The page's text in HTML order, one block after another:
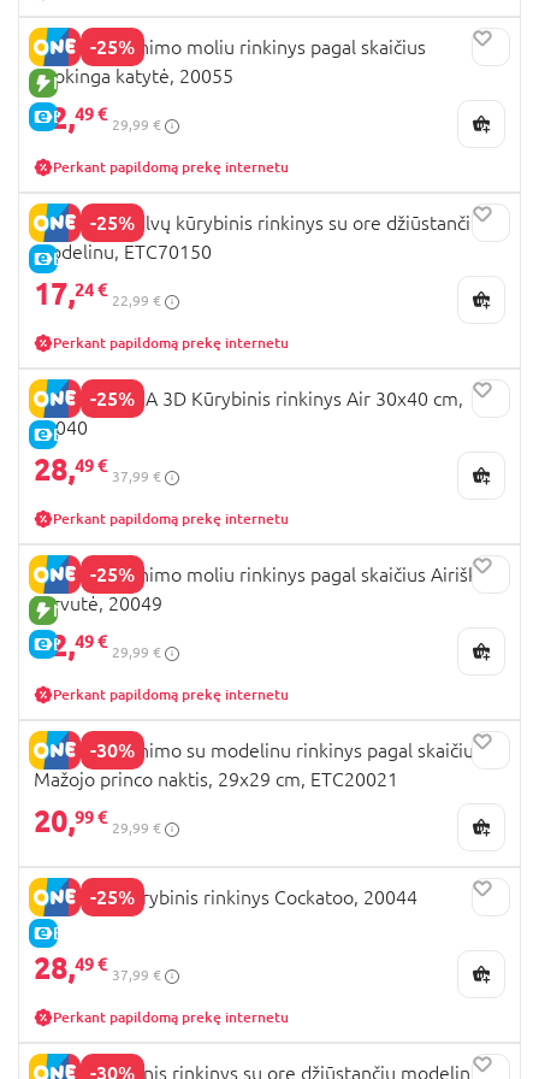
-25%
NAUJA PREKĖ
E-KAINA
OKTO spalvinimo moliu rinkinys pagal skaičius
Juokinga katytė, 20055
22,49 €
29,99 €
Perkant papildomą prekę internetu
-25%
E-KAINA
OKTO 24 spalvų kūrybinis rinkinys su ore džiūstančiu
modelinu, ETC70150
17,24 €
22,99 €
Perkant papildomą prekę internetu
-25%
E-KAINA
OKTO MANGA 3D Kūrybinis rinkinys Air 30x40 cm,
20040
28,49 €
37,99 €
Perkant papildomą prekę internetu
-25%
NAUJA PREKĖ
E-KAINA
OKTO spalvinimo moliu rinkinys pagal skaičius Airiška
karvutė, 20049
22,49 €
29,99 €
Perkant papildomą prekę internetu
-30%
OKTO spalvinimo su modelinu rinkinys pagal skaičius
Mažojo princo naktis, 29x29 cm, ETC20021
20,99 €
29,99 €
-25%
E-KAINA
OKTO 3D Kūrybinis rinkinys Cockatoo, 20044
28,49 €
37,99 €
Perkant papildomą prekę internetu
-30%
OKTO kūrybinis rinkinys su ore džiūstančiu modelinu